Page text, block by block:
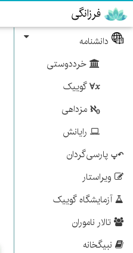
فرزانگی
دانشنامه
خرددوستی
گوییک
مزداهی
رایانش
پارسی‌گردان
ویراستار
آزمایشگاه گوییک
تالار ناموران
نبیگخانه